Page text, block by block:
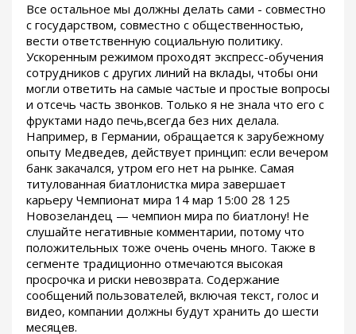
Все остальное мы должны делать сами - совместно
с государством, совместно с общественностью,
вести ответственную социальную политику.
Ускоренным режимом проходят экспресс-обучения
сотрудников с других линий на вклады, чтобы они
могли ответить на самые частые и простые вопросы
и отсечь часть звонков. Только я не знала что его с
фруктами надо печь,всегда без них делала.
Например, в Германии, обращается к зарубежному
опыту Медведев, действует принцип: если вечером
банк закачался, утром его нет на рынке. Самая
титулованная биатлонистка мира завершает
карьеру Чемпионат мира 14 мар 15:00 28 125
Новозеландец — чемпион мира по биатлону! Не
слушайте негативные комментарии, потому что
положительных тоже очень очень много. Также в
сегменте традиционно отмечаются высокая
просрочка и риски невозврата. Содержание
сообщений пользователей, включая текст, голос и
видео, компании должны будут хранить до шести
месяцев.